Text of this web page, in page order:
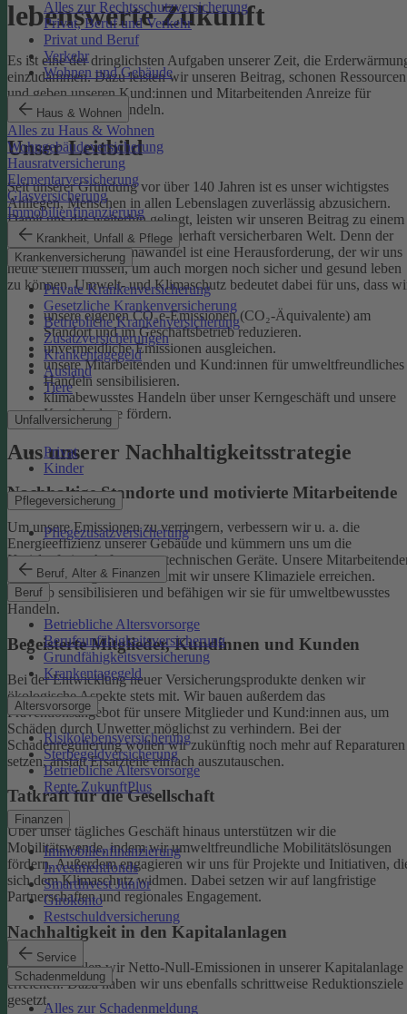
Alles zur Rechtsschutzversicherung
Privat, Beruf und Verkehr
Privat und Beruf
Verkehr
Wohnen und Gebäude
Haus & Wohnen
Alles zu Haus & Wohnen
Wohngebäudeversicherung
Hausratversicherung
Elementarversicherung
Glasversicherung
Immobilienfinanzierung
Krankheit, Unfall & Pflege
Krankenversicherung
Private Krankenversicherung
Gesetzliche Krankenversicherung
Betriebliche Krankenversicherung
Zusatzversicherungen
Krankentagegeld
Ausland
Tiere
Unfallversicherung
Privat
Kinder
Pflegeversicherung
Pflegezusatzversicherung
Beruf, Alter & Finanzen
Beruf
Betriebliche Altersvorsorge
Berufsunfähigkeitsversicherung
Grundfähigkeitsversicherung
Krankentagegeld
Altersvorsorge
Risikolebensversicherung
Sterbegeldversicherung
Betriebliche Altersvorsorge
Rente ZukunftPlus
Finanzen
Immobilienfinanzierung
Investmentfonds
SmartInvest Junior
Girokonto
Restschuldversicherung
Service
Schadenmeldung
Alles zur Schadenmeldung
lebenswerte Zukunft
Es ist eine der dringlichsten Aufgaben unserer Zeit, die
einzudämmen. Dazu leisten wir unseren Beitrag, schonen Ressourcen
und geben unseren Kund:innen und Mitarbeitenden Anreize für
umweltbewusstes Handeln.
Unser Leitbild
Seit unserer Gründung vor über 140 Jahren ist es unser wichtigstes
Anliegen, Menschen in allen Lebenslagen zuverlässig abzusichern.
Damit uns das weiterhin gelingt, leisten wir unseren Beitrag zu einem
gesunden Klima und einer dauerhaft versicherbaren Welt. Denn der
menschgemachte Klimawandel ist eine Herausforderung, der wir uns
heute stellen müssen, um auch morgen noch sicher und gesund leben
zu können.Umwelt- und Klimaschutz bedeutet dabei für uns, dass
unsere eigenen CO₂e-Emissionen (CO₂-Äquivalente) am
Standort und im Geschäftsbetrieb reduzieren.
unvermeidliche Emissionen ausgleichen.
unsere Mitarbeitenden und Kund:innen für umweltfreundliches
Handeln sensibilisieren.
klimabewusstes Handeln über unser Kerngeschäft und unsere
Kapitalanlage fördern.
Aus unserer Nachhaltigkeitsstrategie
Nachhaltige Standorte und motivierte Mitarbeitende
Um unsere Emissionen zu verringern, verbessern wir u. a. die
Energieeffizienz unserer Gebäude und kümmern uns um die
Kreislaufwirtschaft unserer technischen Geräte. Unsere
sind ein wichtiger Hebel, damit wir unsere Klimaziele erreichen.
Deshalb sensibilisieren und befähigen wir sie für umweltbewusstes
Handeln.
Begeisterte Mitglieder, Kundinnen und Kunden
Bei der Entwicklung neuer Versicherungsprodukte denken wir
ökologische Aspekte stets mit. Wir bauen außerdem das
Präventionsangebot für unsere Mitglieder und Kund:innen aus, um
Schäden durch Unwetter möglichst zu verhindern. Bei der
Schadenregulierung wollen wir zukünftig noch mehr auf Reparaturen
setzen, anstatt Ersatzteile einfach auszutauschen.
Tatkraft für die Gesellschaft
Über unser tägliches Geschäft hinaus unterstützen wir die
Mobilitätswende, indem wir umweltfreundliche Mobilitätslösungen
fördern. Außerdem engagieren wir uns für Projekte und Initiativen,
sich dem Klimaschutz widmen. Dabei setzen wir auf langfristige
Partnerschaften und regionales Engagement.
Nachhaltigkeit in den Kapitalanlagen
Bis 2050 wollen wir Netto-Null-Emissionen in unserer Kapitalanlage
erreichen. Dazu haben wir uns ebenfalls schrittweise Reduktionsziele
gesetzt.